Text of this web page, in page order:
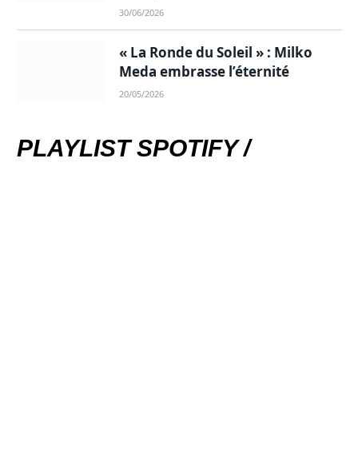
30/06/2026
« La Ronde du Soleil » : Milko
Meda embrasse l’éternité
20/05/2026
PLAYLIST SPOTIFY /